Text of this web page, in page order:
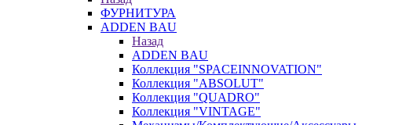
ФУРНИТУРА
ADDEN BAU
Назад
ADDEN BAU
Коллекция "SPACEINNOVATION"
Коллекция "ABSOLUT"
Коллекция "QUADRO"
Коллекция "VINTAGE"